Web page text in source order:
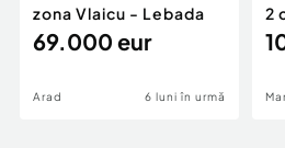
zona Vlaicu - Lebada
69.000 eur
Arad 6 luni în urmă
2